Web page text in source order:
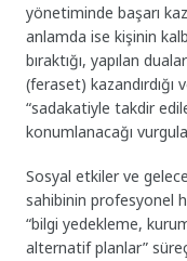
yönetiminde başarı
anlamda ise kişinin
bıraktığı, yapılan
(feraset) kazandırdığı
“sadakatiyle takdir
konumlanacağı
Sosyal etkiler ve
sahibinin profesyonel
“bilgi yedekleme,
alternatif planlar”